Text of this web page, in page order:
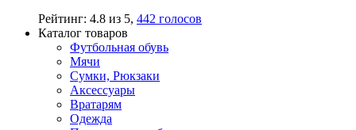
Рейтинг: 4.8 из 5, 442 голосов
Каталог товаров
Футбольная обувь
Мячи
Сумки, Рюкзаки
Аксессуары
Вратарям
Одежда